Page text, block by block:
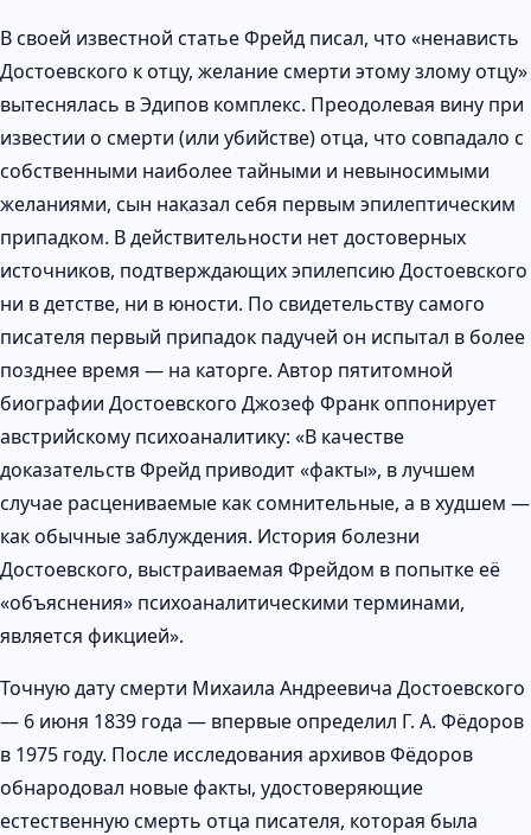
В своей известной статье Фрейд писал, что «ненависть
Достоевского к отцу, желание смерти этому злому отцу»
вытеснялась в Эдипов комплекс. Преодолевая вину при
известии о смерти (или убийстве) отца, что совпадало с
собственными наиболее тайными и невыносимыми
желаниями, сын наказал себя первым эпилептическим
припадком. В действительности нет достоверных
источников, подтверждающих эпилепсию Достоевского
ни в детстве, ни в юности. По свидетельству самого
писателя первый припадок падучей он испытал в более
позднее время — на каторге. Автор пятитомной
биографии Достоевского Джозеф Франк оппонирует
австрийскому психоаналитику: «В качестве
доказательств Фрейд приводит «факты», в лучшем
случае расцениваемые как сомнительные, а в худшем —
как обычные заблуждения. История болезни
Достоевского, выстраиваемая Фрейдом в попытке её
«объяснения» психоаналитическими терминами,
является фикцией».
Точную дату смерти Михаила Андреевича Достоевского
— 6 июня 1839 года — впервые определил Г. А. Фёдоров
в 1975 году. После исследования архивов Фёдоров
обнародовал новые факты, удостоверяющие
естественную смерть отца писателя, которая была